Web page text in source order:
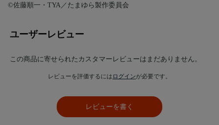
©佐藤順一・TYA／たまゆら製作委員会
ユーザーレビュー
この商品に寄せられたカスタマーレビューはまだありません。
レビューを評価するには ログインが必要です。
レビューを書く